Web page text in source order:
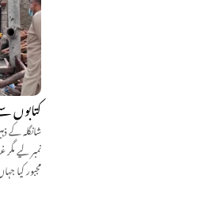
کتابوں
نمبر لیے
مجبور کیا